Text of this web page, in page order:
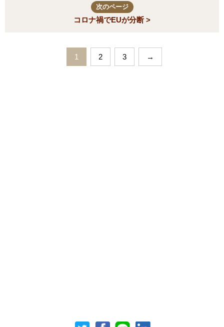
次のページ
コロナ禍でEUが分断 >
1 2 3 →